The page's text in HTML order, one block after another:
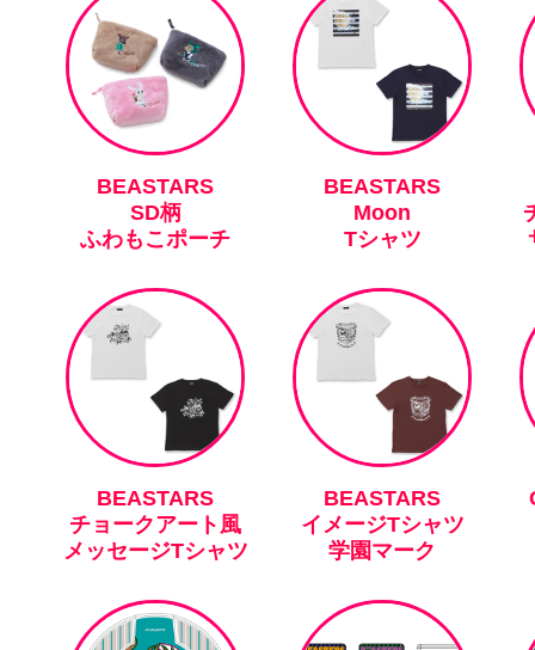
BEASTARS
SD柄
ふわもこポーチ
BEASTARS
Moon
Tシャツ
BEASTARS
チョークアート風
メッセージTシャツ
BEASTARS
イメージTシャツ
学園マーク